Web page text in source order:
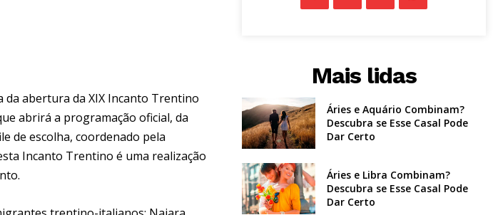
abertura da XIX Incanto Trentino
abrirá a programação oficial, da
de escolha, coordenado pela
Incanto Trentino é uma realização
Mais lidas
Áries e Aquário Combinam?
Descubra se Esse Casal Pode
Dar Certo
Áries e Libra Combinam?
Descubra se Esse Casal Pode
Dar Certo